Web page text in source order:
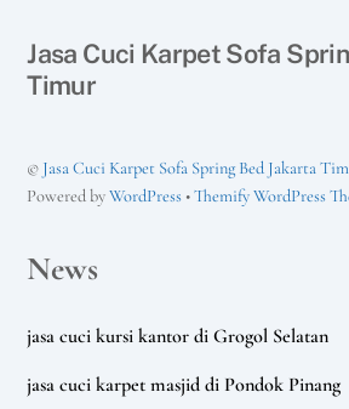
Jasa Cuci Karpet Sofa
Timur
© Jasa Cuci Karpet Sofa Spring Bed Jakarta
Powered byWordPress •Themify WordPress
News
jasa cuci kursi kantor di Grogol Selatan
jasa cuci karpet masjid di Pondok Pinang